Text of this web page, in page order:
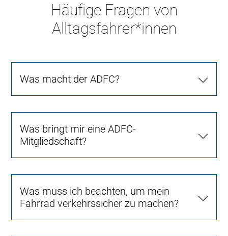
Häufige Fragen von
Alltagsfahrer*innen
Was macht der ADFC?
Was bringt mir eine ADFC-
Mitgliedschaft?
Was muss ich beachten, um mein
Fahrrad verkehrssicher zu machen?